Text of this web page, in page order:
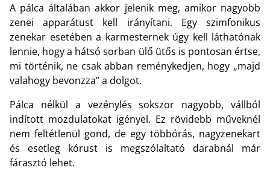
A pálca általában akkor jelenik meg, amikor nagyobb
zenei apparátust kell irányítani. Egy szimfonikus
zenekar esetében a karmesternek úgy kell láthatónak
lennie, hogy a hátsó sorban ülő ütős is pontosan értse,
mi történik, ne csak abban reménykedjen, hogy „majd
valahogy bevonzza” a dolgot.
Pálca nélkül a vezénylés sokszor nagyobb, vállból
indított mozdulatokat igényel. Ez rövidebb műveknél
nem feltétlenül gond, de egy többórás, nagyzenekart
és esetleg kórust is megszólaltató darabnál már
fárasztó lehet.